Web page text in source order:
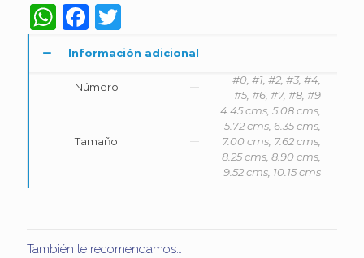
WhatsApp
Facebook
Información adicional
Número
#0, #1, #2, #3, #4,
#5, #6, #7, #8, #9
Tamaño
4.45 cms, 5.08 cms,
5.72 cms, 6.35 cms,
7.00 cms, 7.62 cms,
8.25 cms, 8.90 cms,
9.52 cms, 10.15 cms
También te recomendamos…